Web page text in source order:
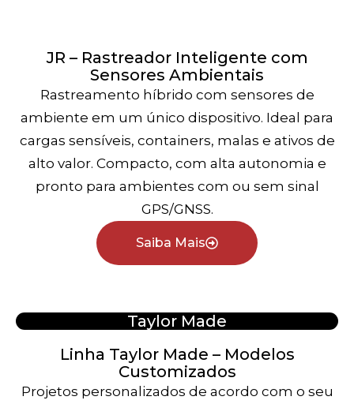
JR – Rastreador Inteligente com
Sensores Ambientais
Rastreamento híbrido com sensores de
ambiente em um único dispositivo. Ideal para
cargas sensíveis, containers, malas e ativos de
alto valor. Compacto, com alta autonomia e
pronto para ambientes com ou sem sinal
GPS/GNSS.
Saiba Mais
Taylor Made
Linha Taylor Made – Modelos
Customizados
Projetos personalizados de acordo com o seu